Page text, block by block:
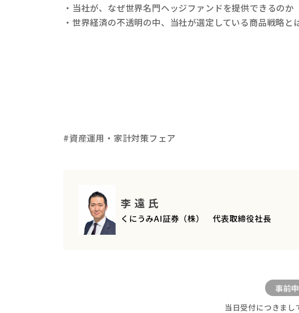
・当社が、なぜ世界名門ヘッジファンドを提供できるのか
・世界経済の不透明の中、当社が選定している商品戦略と
#資産運用・家計対策フェア
李 遠 氏
くにうみAI証券（株） 代表取締役社長
当日受付につきまし